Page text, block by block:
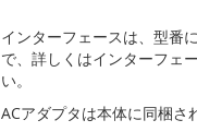
インターフェースは、型番
で、詳しくはインターフェ
い。
ACアダプタは本体に同梱さ